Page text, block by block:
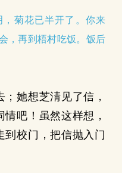
菊花已半开了。你来
，再到梧村吃饭。饭后
她想芝淸见了信，
吧！虽然这样想，
到校门，把信抛入门